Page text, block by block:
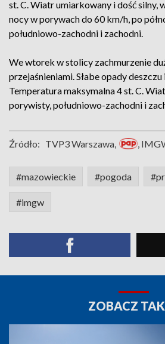
st. C. Wiatr umiarkowany i dość silny,
nocy w porywach do 60 km/h, po
południowo-zachodni i zachodni.
We wtorek w stolicy zachmurzenie
przejaśnieniami. Słabe opady
Temperatura maksymalna 4 st. C.
porywisty, południowo-zachodni i
Źródło: TVP3 Warszawa, ,
#mazowieckie #pogoda
#imgw
ZOBACZ